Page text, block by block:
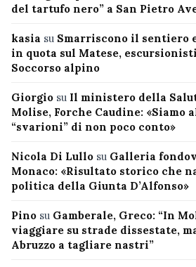
del tartufo nero” a San Pietro
kasia su Smarriscono il sentiero
in quota sul Matese,
Soccorso alpino
Giorgio su Il ministero della
Molise, Forche Caudine: «Siamo
“svarioni” di non poco conto»
Nicola Di Lullo su Galleria
Monaco: «Risultato storico che
politica della Giunta D’Alfonso»
Pino su Gamberale, Greco: “In
viaggiare su strade dissestate,
Abruzzo a tagliare nastri”